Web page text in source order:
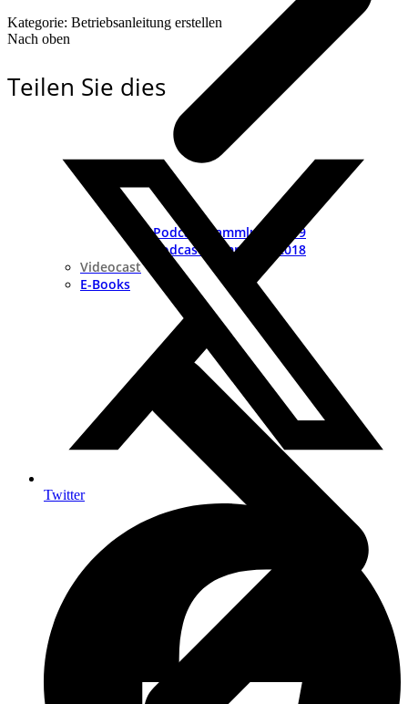
Podcast-Sammlung 2019
Podcast-Sammlung 2018
Videocast
E-Books
Kategorie: Betriebsanleitung erstellen
Nach oben
Teilen Sie dies
Twitter